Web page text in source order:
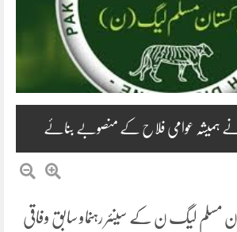
ہمیشہ عوامی فلاح کے منصوبے بنائے
مسلم لیگ ن کے سینئر رہنماو سابق وفاقی